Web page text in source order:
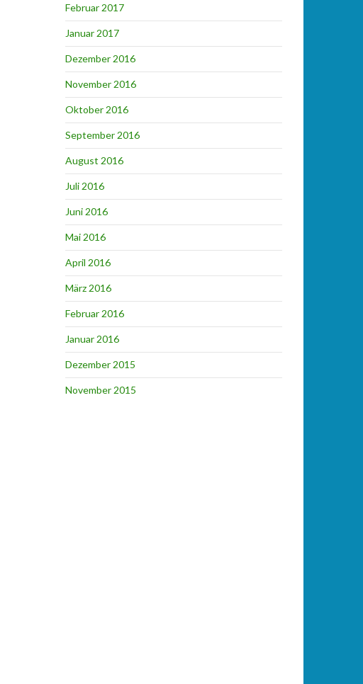
Februar 2017
Januar 2017
Dezember 2016
November 2016
Oktober 2016
September 2016
August 2016
Juli 2016
Juni 2016
Mai 2016
April 2016
März 2016
Februar 2016
Januar 2016
Dezember 2015
November 2015